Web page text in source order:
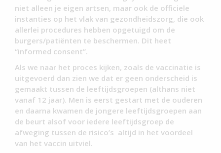
niet alleen je eigen artsen, maar ook de officiele
instanties op het vlak van gezondheidszorg, die ook
allerlei procedures hebben opgetuigd om de
burgers/patiënten te beschermen. Dit heet
“informed consent”.
Als we naar het proces kijken, zoals de vaccinatie is
uitgevoerd dan zien we dat er geen onderscheid is
gemaakt tussen de leeftijdsgroepen (althans niet
vanaf 12 jaar). Men is eerst gestart met de ouderen
en daarna kwamen de jongere leeftijdsgroepen aan
de beurt alsof voor iedere leeftijdsgroep de
afweging tussen de risico’s altijd in het voordeel
van het vaccin uitviel.